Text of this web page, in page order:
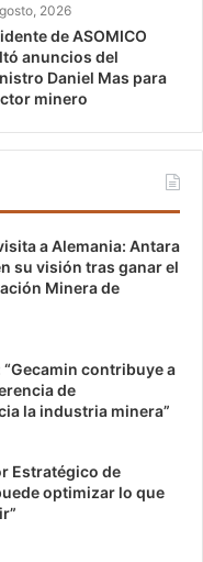
2026
de ASOMICO
anuncios del
Daniel Mas para
minero
a Alemania: Antara
su visión tras ganar el
Minera de
contribuye a
de
la industria minera”
Estratégico de
optimizar lo que